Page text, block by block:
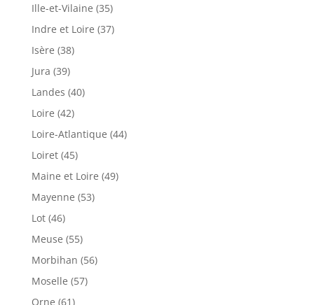
Ille-et-Vilaine (35)
Indre et Loire (37)
Isère (38)
Jura (39)
Landes (40)
Loire (42)
Loire-Atlantique (44)
Loiret (45)
Maine et Loire (49)
Mayenne (53)
Lot (46)
Meuse (55)
Morbihan (56)
Moselle (57)
Orne (61)